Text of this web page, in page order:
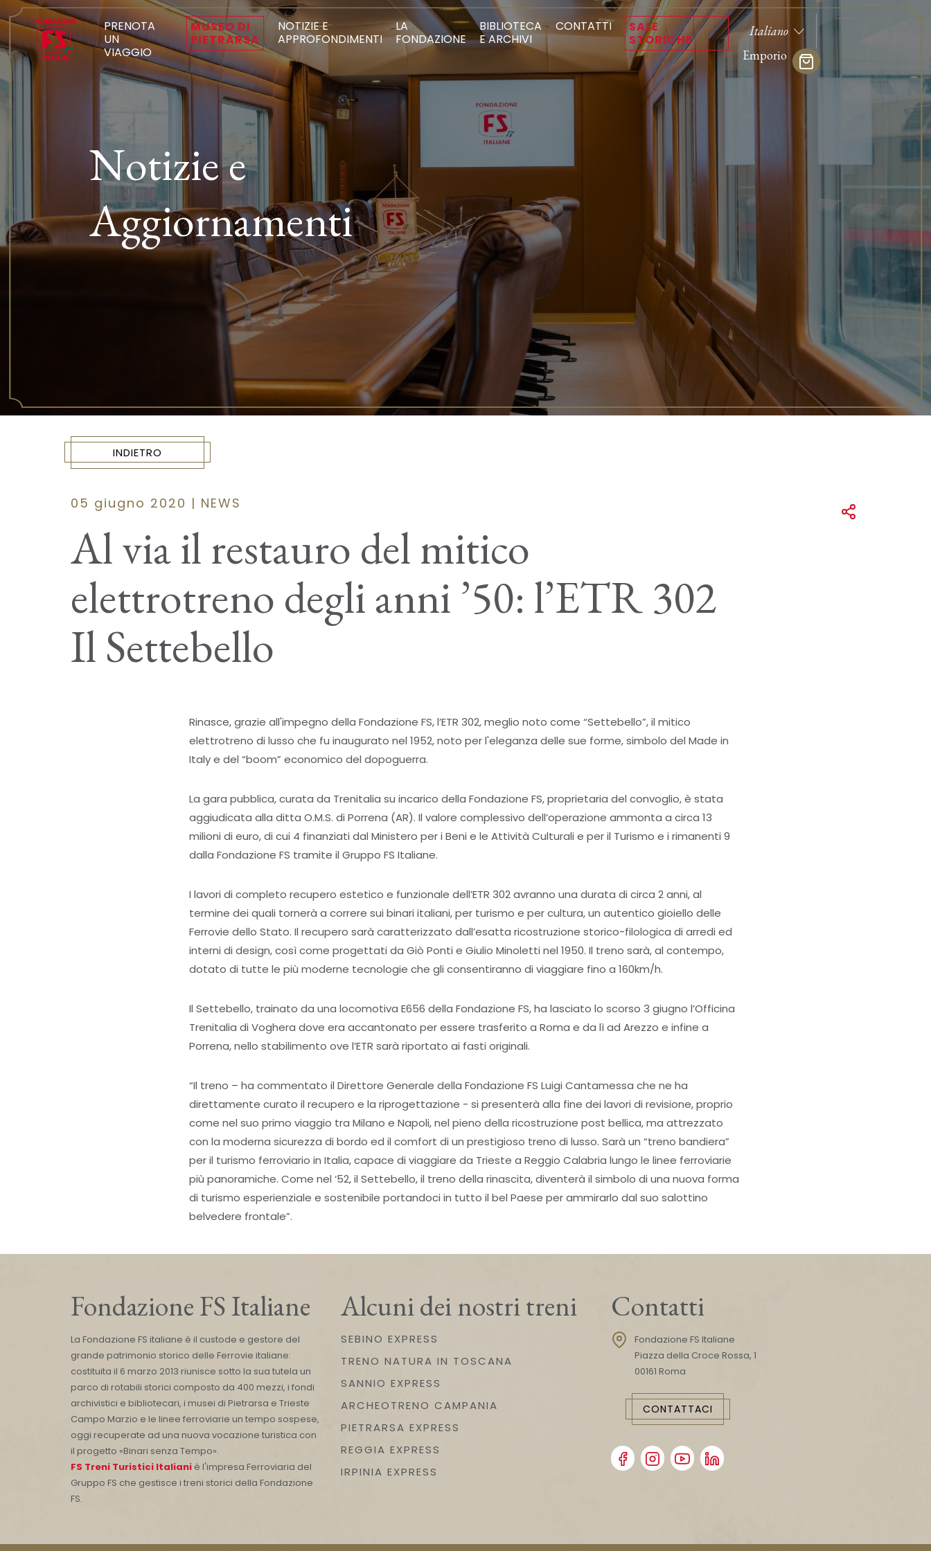
PRENOTA
UN
VIAGGIO
MUSEO DI
PIETRARSA
NOTIZIE E
APPROFONDIMENTI
LA
FONDAZIONE
BIBLIOTECA
E ARCHIVI
CONTATTI
SALE
STORICHE
Emporio
Notizie e
Aggiornamenti
INDIETRO
05 giugno 2020 | NEWS
Al via il restauro del mitico
elettrotreno degli anni ’50: l’ETR 302
Il Settebello
Rinasce, grazie all'impegno della Fondazione FS, l’ETR 302, meglio noto come “Settebello”, il mitico
elettrotreno di lusso che fu inaugurato nel 1952, noto per l'eleganza delle sue forme, simbolo del Made in
Italy e del “boom” economico del dopoguerra.
La gara pubblica, curata da Trenitalia su incarico della Fondazione FS, proprietaria del convoglio, è stata
aggiudicata alla ditta O.M.S. di Porrena (AR). Il valore complessivo dell’operazione ammonta a circa 13
milioni di euro, di cui 4 finanziati dal Ministero per i Beni e le Attività Culturali e per il Turismo e i rimanenti 9
dalla Fondazione FS tramite il Gruppo FS Italiane.
I lavori di completo recupero estetico e funzionale dell’ETR 302 avranno una durata di circa 2 anni, al
termine dei quali tornerà a correre sui binari italiani, per turismo e per cultura, un autentico gioiello delle
Ferrovie dello Stato. Il recupero sarà caratterizzato dall’esatta ricostruzione storico-filologica di arredi ed
interni di design, così come progettati da Giò Ponti e Giulio Minoletti nel 1950. Il treno sarà, al contempo,
dotato di tutte le più moderne tecnologie che gli consentiranno di viaggiare fino a 160km/h.
Il Settebello, trainato da una locomotiva E656 della Fondazione FS, ha lasciato lo scorso 3 giugno l’Officina
Trenitalia di Voghera dove era accantonato per essere trasferito a Roma e da lì ad Arezzo e infine a
Porrena, nello stabilimento ove l’ETR sarà riportato ai fasti originali.
“Il treno – ha commentato il Direttore Generale della Fondazione FS Luigi Cantamessa che ne ha
direttamente curato il recupero e la riprogettazione - si presenterà alla fine dei lavori di revisione, proprio
come nel suo primo viaggio tra Milano e Napoli, nel pieno della ricostruzione post bellica, ma attrezzato
con la moderna sicurezza di bordo ed il comfort di un prestigioso treno di lusso. Sarà un “treno bandiera”
per il turismo ferroviario in Italia, capace di viaggiare da Trieste a Reggio Calabria lungo le linee ferroviarie
più panoramiche. Come nel ‘52, il Settebello, il treno della rinascita, diventerà il simbolo di una nuova forma
di turismo esperienziale e sostenibile portandoci in tutto il bel Paese per ammirarlo dal suo salottino
belvedere frontale”.
Fondazione FS Italiane
La Fondazione FS italiane è il custode e gestore del
grande patrimonio storico delle Ferrovie italiane:
costituita il 6 marzo 2013 riunisce sotto la sua tutela un
parco di rotabili storici composto da 400 mezzi, i fondi
archivistici e bibliotecari, i musei di Pietrarsa e Trieste
Campo Marzio e le linee ferroviarie un tempo sospese,
oggi recuperate ad una nuova vocazione turistica con
il progetto «Binari senza Tempo».
FS Treni Turistici Italiani è l'impresa Ferroviaria del
Gruppo FS che gestisce i treni storici della Fondazione
FS.
Alcuni dei nostri treni
SEBINO EXPRESS
TRENO NATURA IN TOSCANA
SANNIO EXPRESS
ARCHEOTRENO CAMPANIA
PIETRARSA EXPRESS
REGGIA EXPRESS
IRPINIA EXPRESS
Contatti
Fondazione FS Italiane
Piazza della Croce Rossa, 1
00161 Roma
CONTATTACI